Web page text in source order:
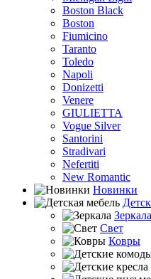
Boston Black
Boston
Fiumicino
Taranto
Toledo
Napoli
Donizetti
Venere
GIULIETTA
Vogue Silver
Santorini
Stradivari
Nefertiti
New Romantic
Новинки
Зеркала
Свет
Ковры